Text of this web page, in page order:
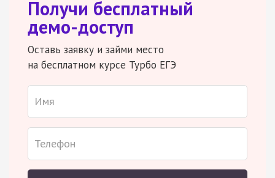
Получи бесплатный
демо-доступ
Оставь заявку и займи место
на бесплатном курсе Турбо ЕГЭ